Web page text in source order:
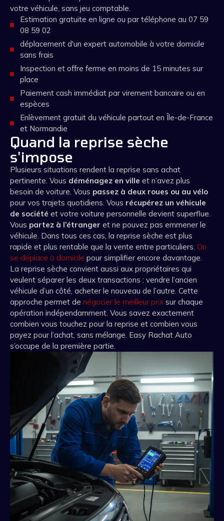
votre véhicule, sans jeu comptable.
Estimation gratuite en ligne ou par téléphone au 07 59
08 59 02
déplacement d'un expert automobile à votre domicile
sans frais
Inspection et offre ferme en moins de 15 minutes sur
place
Paiement cash immédiat par virement bancaire ou en
espèces
Enlèvement gratuit du véhicule partout en Île-de-France
et Normandie
Quand la reprise sèche
s'impose
Plusieurs situations rendent la reprise sans achat
pertinente. Vous déménagez en ville et n’avez plus
besoin de voiture. Vous passez à deux roues ou au vélo
pour vos trajets quotidiens. Vous récupérez un véhicule
de société et votre voiture personnelle devient superflue.
Vous partez à l’étranger et ne pouvez pas emmener le
véhicule. Dans tous ces cas, la reprise sèche est plus
rapide et plus rentable que la vente entre particuliers. On
se déplace à domicile pour simplifier encore davantage.
La reprise sèche convient aussi aux propriétaires qui
veulent séparer les deux transactions : vendre l’ancien
véhicule d’un côté, acheter le nouveau de l’autre. Cette
approche permet de négocier le meilleur prix sur chaque
opération indépendamment. Vous savez exactement
combien vous touchez pour la reprise et combien vous
payez pour l’achat, sans mélange. Easy Rachat Auto
s’occupe de la première partie.